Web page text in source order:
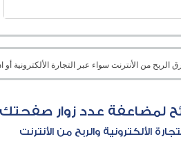
من الأنترنت سواء عبر التجارة الألكترونية أو
لمضاعفة عدد زوار صفحتك
الألكترونية والربح من الأنترنت